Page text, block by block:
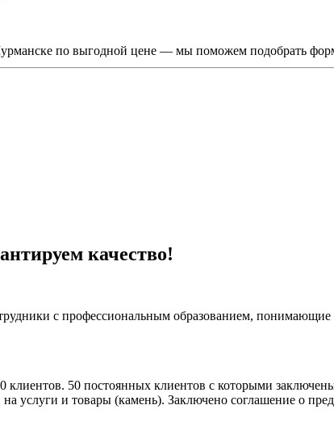
по выгодной цене — мы поможем подобрать
качество!
с профессиональным образованием,
клиентов. 50 постоянных клиентов с которыми
услуги и товары (камень). Заключено соглашение о